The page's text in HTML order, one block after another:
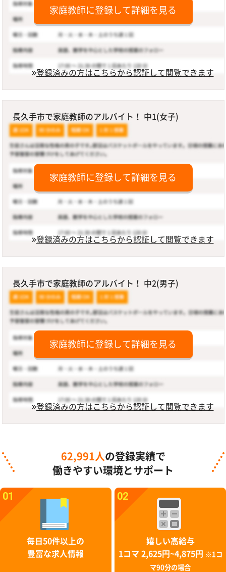
家庭教師に登録して詳細を見る
登録済みの方はこちらから認証して閲覧できます
長久手市で家庭教師のアルバイト！ 中1(女子)
家庭教師に登録して詳細を見る
登録済みの方はこちらから認証して閲覧できます
長久手市で家庭教師のアルバイト！ 中2(男子)
家庭教師に登録して詳細を見る
登録済みの方はこちらから認証して閲覧できます
62,991人 の登録実績で
働きやすい環境とサポート
01
毎日50件以上の
豊富な求人情報
02
嬉しい高給与
1コマ 2,625円~4,875円
※1コ
マ90分の場合